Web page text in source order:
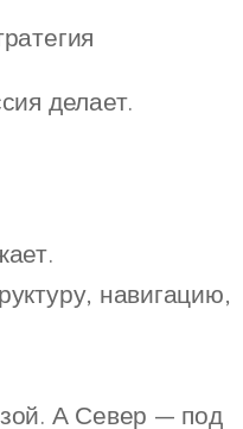
делает.
навигацию,
А Север — под